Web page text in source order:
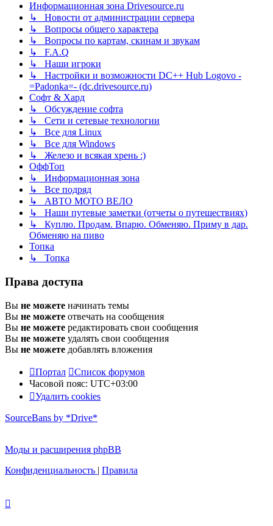
Информационная зона Drivesource.ru
↳ Новости от администрации сервера
↳ Вопросы общего характера
↳ Вопросы по картам, скинам и звукам
↳ F.A.Q
↳ Наши игроки
↳ Настройки и возможности DC++ Hub Logovo -
=Padonka=- (dc.drivesource.ru)
Софт & Хард
↳ Обсуждение софта
↳ Сети и сетевые технологии
↳ Все для Linux
↳ Все для Windows
↳ Железо и всякая хрень :)
ОффТоп
↳ Информационная зона
↳ Все подряд
↳ АВТО МОТО ВЕЛО
↳ Наши путевые заметки (отчеты о путешествиях)
↳ Куплю. Продам. Впарю. Обменяю. Приму в дар.
Обменяю на пиво
Топка
↳ Топка
Права доступа
Вы не можете начинать темы
Вы не можете отвечать на сообщения
Вы не можете редактировать свои сообщения
Вы не можете удалять свои сообщения
Вы не можете добавлять вложения
Портал
Список форумов
Часовой пояс: UTC+03:00
Удалить cookies
SourceBans by *Drive*
Моды и расширения phpBB
Конфиденциальность | Правила